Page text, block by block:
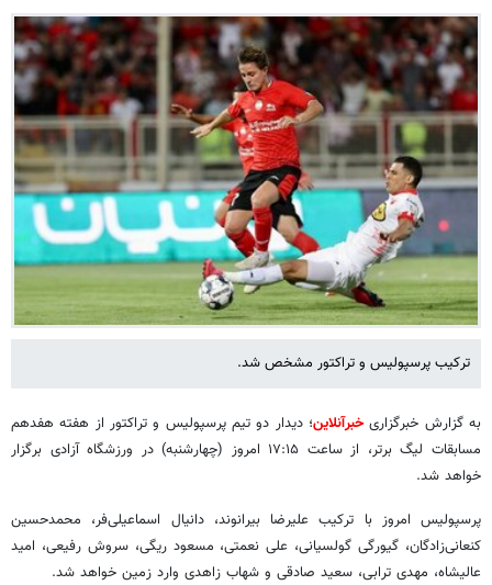
ترکیب پرسپولیس و تراکتور مشخص شد.
به گزارش خبرگزاریخبرآنلاین؛ دیدار دو تیم پرسپولیس و تراکتور از هفته هفدهم
مسابقات لیگ برتر، از ساعت ۱۷:۱۵ امروز (چهارشنبه) در ورزشگاه آزادی برگزار
خواهد شد.
پرسپولیس امروز با ترکیب علیرضا بیرانوند، دانیال اسماعیلی‌فر، محمدحسین
کنعانی‌زادگان، گیورگی گولسیانی، علی نعمتی، مسعود ریگی، سروش رفیعی، امید
عالیشاه، مهدی ترابی، سعید صادقی و شهاب زاهدی وارد زمین خواهد شد.